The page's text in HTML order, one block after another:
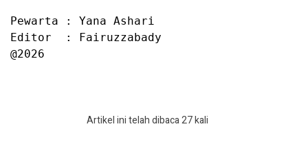
Pewarta : Yana Ashari
Editor  : Fairuzzabady
@2026
Artikel ini telah dibaca 27 kali